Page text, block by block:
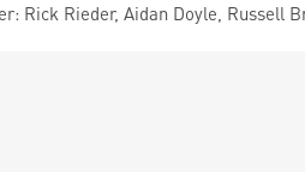
Rick Rieder, Aidan Doyle, Russell